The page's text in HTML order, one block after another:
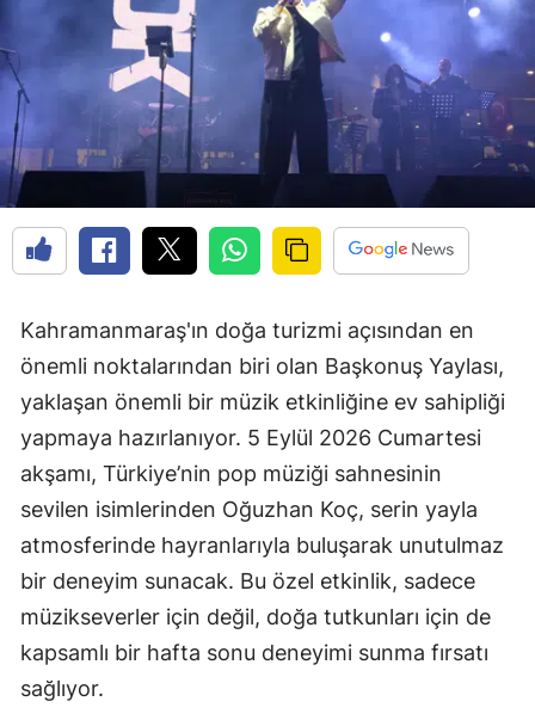
Kahramanmaraş'ın doğa turizmi açısından en
önemli noktalarından biri olan Başkonuş Yaylası,
yaklaşan önemli bir müzik etkinliğine ev sahipliği
yapmaya hazırlanıyor. 5 Eylül 2026 Cumartesi
akşamı, Türkiye’nin pop müziği sahnesinin
sevilen isimlerinden Oğuzhan Koç, serin yayla
atmosferinde hayranlarıyla buluşarak unutulmaz
bir deneyim sunacak. Bu özel etkinlik, sadece
müzikseverler için değil, doğa tutkunları için de
kapsamlı bir hafta sonu deneyimi sunma fırsatı
sağlıyor.